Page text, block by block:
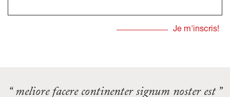
“ meliore facere continenter signum noster est ”